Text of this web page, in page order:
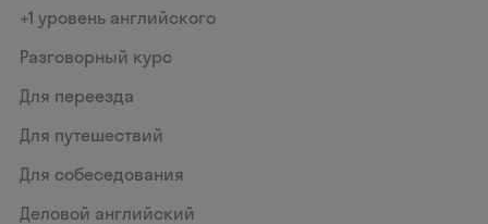
+1 уровень английского
Разговорный курс
Для переезда
Для путешествий
Для собеседования
Деловой английский